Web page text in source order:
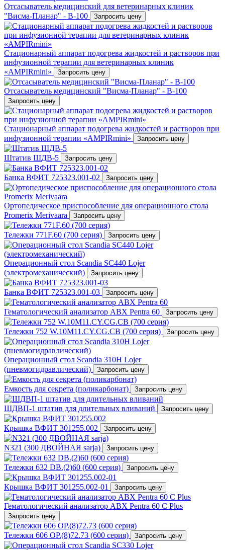
Отсасыватель медицинский для ветеринарных клиник
"Висма-Планар" - В-100
Запросить цену
Стационарный аппарат подогрева жидкостей и растворов при
инфузионной терапии для ветеринарных клиник
«AMPIRmini»
Запросить цену
Отсасыватель медицинский "Висма-Планар" - В-100
Запросить цену
Стационарный аппарат подогрева жидкостей и растворов при
инфузионной терапии «AMPIRmini»
Запросить цену
Штатив ШДВ-5 Запросить цену
Банка ВФИТ 725323.001-02 Запросить цену
Ортопедическое приспособление для операционного стола
Promerix Merivaara
Запросить цену
Тележки 771F.60 (700 серия) Запросить цену
Операционный стол Scandia SC440 Lojer
(электромеханический)
Запросить цену
Банка ВФИТ 725323.001-03 Запросить цену
Гематологический анализатор ABX Pentra 60 Запросить цену
Тележки 752 W.10M11.CY.CG.CB (700 серия) Запросить цену
Операционный стол Scandia 310H Lojer
(пневмогидравлический)
Запросить цену
Емкость для секрета (поликарбонат) Запросить цену
ШДВП-1 штатив для длительных вливаний Запросить цену
Крышка ВФИТ 301255.002 Запросить цену
N321 (300 ДВОЙНАЯ sarja) Запросить цену
Тележки 632 DB.(2)60 (600 серия) Запросить цену
Крышка ВФИТ 301255.002-01 Запросить цену
Гематологический анализатор ABX Pentra 60 C Plus
Запросить цену
Тележки 606 OP.(8)72.73 (600 серия) Запросить цену